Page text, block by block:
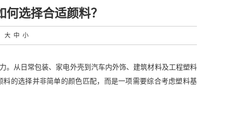
选择合适颜料？
大 中 小
。从日常包装、家电外壳到汽车内外饰、建筑材料及工程塑料
的选择并非简单的颜色匹配，而是一项需要综合考虑塑料基